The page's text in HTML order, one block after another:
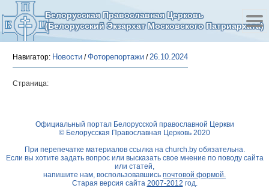
Белорусская Православная Церковь
(Белорусский Экзархат Московского Патриархата)
Навигатор: Новости /Фоторепортажи /26.10.2024
Страница:
Официальный портал Белорусской православной Церкви
© Белорусская Православная Церковь 2020
При перепечатке материалов ссылка на church.byобязательна.
Если вы хотите задать вопрос или высказать свое мнение по поводу сайта
или статей,
напишите нам, воспользовавшись почтовой формой.
Старая версия сайта 2007-2012 год.